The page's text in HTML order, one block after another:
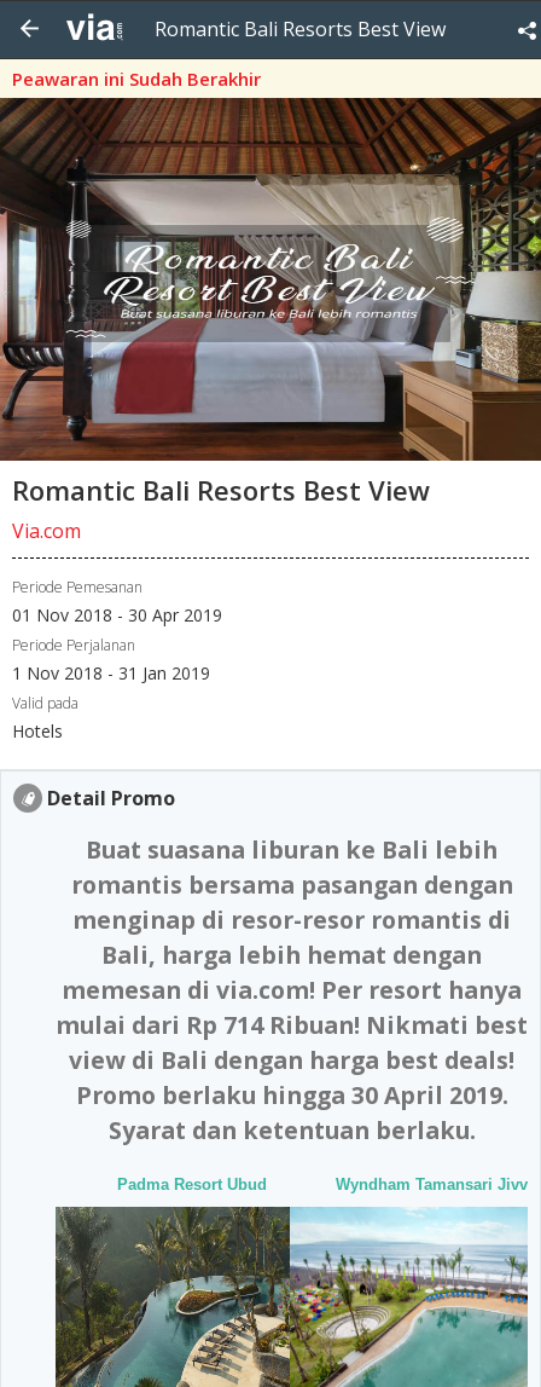
Romantic Bali Resorts Best View
Peawaran ini Sudah Berakhir
Romantic Bali Resorts Best View
Via.com
Periode Pemesanan
01 Nov 2018 - 30 Apr 2019
Periode Perjalanan
1 Nov 2018 - 31 Jan 2019
Valid pada
Hotels
Detail Promo
Buat suasana liburan ke Bali lebih
romantis bersama pasangan dengan
menginap di resor-resor romantis di
Bali, harga lebih hemat dengan
memesan di via.com! Per resort hanya
mulai dari Rp 714 Ribuan! Nikmati best
view di Bali dengan harga best deals!
Promo berlaku hingga 30 April 2019.
Syarat dan ketentuan berlaku.
Padma Resort Ubud Wyndham Tamansari Jivva